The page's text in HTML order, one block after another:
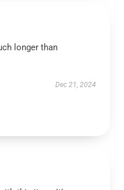
longer than
Dec 21, 2024